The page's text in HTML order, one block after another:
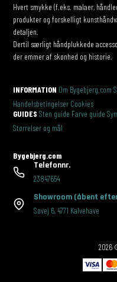
Hvert smykke (f.eks. malaer,
produkter og forskelligt
detaljen.
Dertil særligt håndplukkede
der emmer af skønhed og historie.
INFORMATION Om Bygebjerg.com
Handelsbetingelser Cookies
GUIDES Sten guide Farve guide
Størrelser og mål
Bygebjerg.com
Telefonnr.
23847654
Showroom (åbent
Søvej 6,4771 Kalvehave
2026